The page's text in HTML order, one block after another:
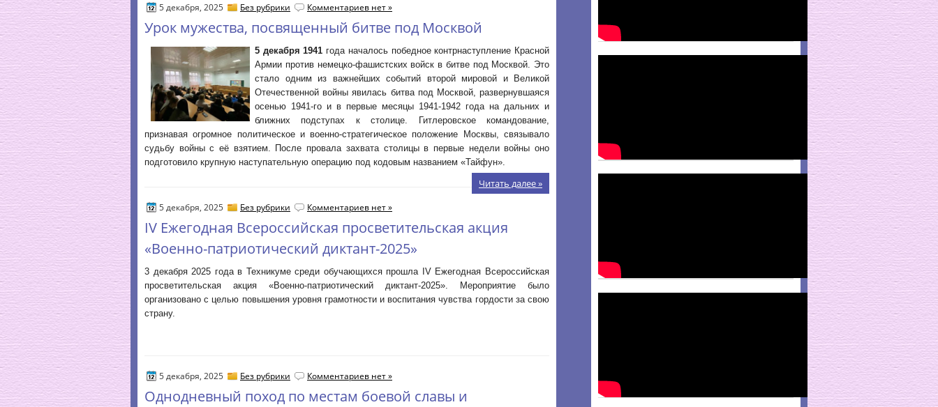
5 декабря, 2025 Без рубрики Комментариев нет »
Урок мужества, посвященный битве под Москвой
5 декабря 1941 года началось победное контрнаступление Красной
Армии против немецко-фашистских войск в битве под Москвой. Это
стало одним из важнейших событий второй мировой и Великой
Отечественной войны явилась битва под Москвой, развернувшаяся
осенью 1941-го и в первые месяцы 1941-1942 года на дальних и
ближних подступах к столице. Гитлеровское командование,
признавая огромное политическое и военно-стратегическое положение Москвы, связывало
судьбу войны с её взятием. После провала захвата столицы в первые недели войны оно
подготовило крупную наступательную операцию под кодовым названием «Тайфун».
Читать далее »
5 декабря, 2025 Без рубрики Комментариев нет »
IV Ежегодная Всероссийская просветительская акция
«Военно-патриотический диктант-2025»
3 декабря 2025 года в Техникуме среди обучающихся прошла IV Ежегодная Всероссийская
просветительская акция «Военно-патриотический диктант-2025». Мероприятие было
организовано с целью повышения уровня грамотности и воспитания чувства гордости за свою
страну.
5 декабря, 2025 Без рубрики Комментариев нет »
Однодневный поход по местам боевой славы и